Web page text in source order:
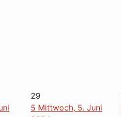
29
5 Mittwoch, 5. Juni